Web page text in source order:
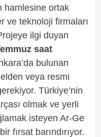
hamlesine ortak
ve teknoloji firmaları
ilgi duyan
saat
bulunan
veya resmi
Türkiye’nin
olmak ve yerli
isteyen Ar-Ge
fırsat barındırıyor.